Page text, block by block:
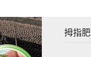
拇指肥